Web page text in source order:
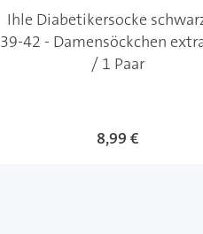
Ihle Diabetikersocke
39-42 - Damensöckchen
/ 1 Paar
8,99 €